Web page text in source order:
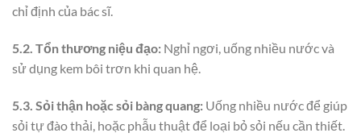
chỉ định của bác sĩ.
5.2. Tổn thương niệu đạo: Nghỉ ngơi, uống nhiều nước và
sử dụng kem bôi trơn khi quan hệ.
5.3. Sỏi thận hoặc sỏi bàng quang: Uống nhiều nước để giúp
sỏi tự đào thải, hoặc phẫu thuật để loại bỏ sỏi nếu cần thiết.